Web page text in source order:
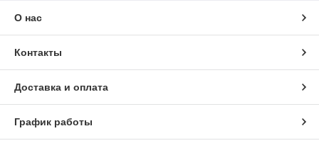
износу, не деформируются от воды и не трескаются
дерева, что упрощает транспортировку и хранение,
особенно в условиях общепита.
Разнообразие цветов
выпускаются в разных цветах, что позволяет
использовать отдельные доски для разных продуктов
О нас
Контакты
Доставка и оплата
График работы